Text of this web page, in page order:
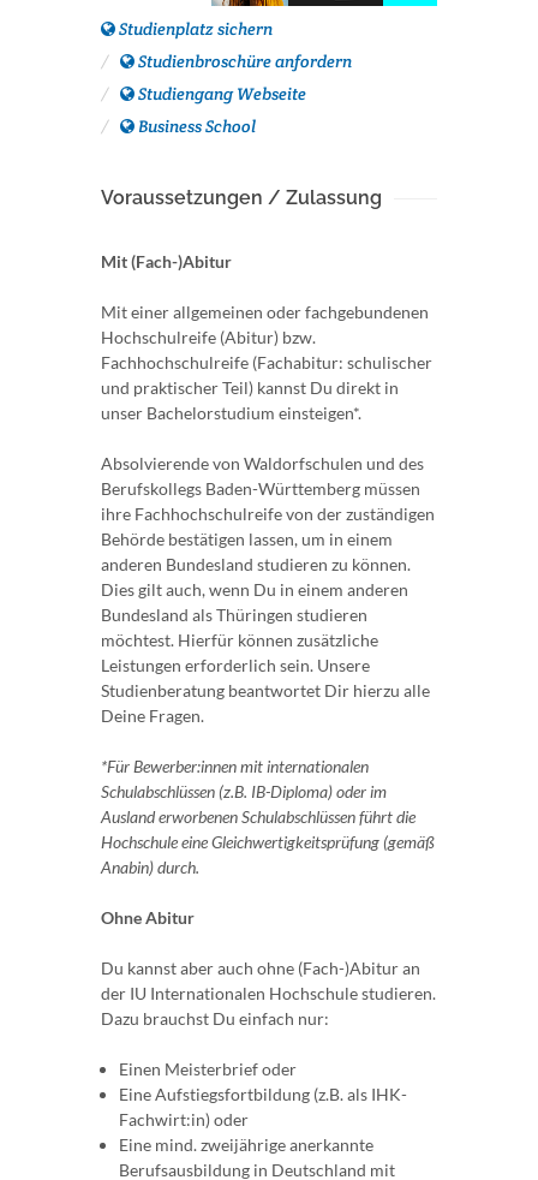
Studienplatz sichern
Studienbroschüre anfordern
Studiengang Webseite
Business School
Voraussetzungen / Zulassung
Mit (Fach-)Abitur
Mit einer allgemeinen oder fachgebundenen
Hochschulreife (Abitur) bzw.
Fachhochschulreife (Fachabitur: schulischer
und praktischer Teil) kannst Du direkt in
unser Bachelorstudium einsteigen*.
Absolvierende von Waldorfschulen und des
Berufskollegs Baden-Württemberg müssen
ihre Fachhochschulreife von der zuständigen
Behörde bestätigen lassen, um in einem
anderen Bundesland studieren zu können.
Dies gilt auch, wenn Du in einem anderen
Bundesland als Thüringen studieren
möchtest. Hierfür können zusätzliche
Leistungen erforderlich sein. Unsere
Studienberatung beantwortet Dir hierzu alle
Deine Fragen.
*Für Bewerber:innen mit internationalen
Schulabschlüssen (z.B. IB-Diploma) oder im
Ausland erworbenen Schulabschlüssen führt die
Hochschule eine Gleichwertigkeitsprüfung (gemäß
Anabin) durch.
Ohne Abitur
Du kannst aber auch ohne (Fach-)Abitur an
der IU Internationalen Hochschule studieren.
Dazu brauchst Du einfach nur:
Einen Meisterbrief oder
Eine Aufstiegsfortbildung (z.B. als IHK-
Fachwirt:in) oder
Eine mind. zweijährige anerkannte
Berufsausbildung in Deutschland mit